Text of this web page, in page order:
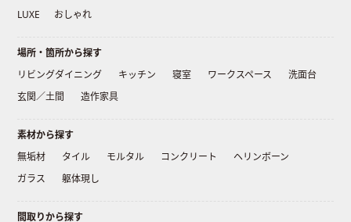
LUXE
おしゃれ
場所・箇所から探す
リビングダイニング
キッチン 寝室 ワークスペース
洗面台
玄関／土間
造作家具
素材から探す
無垢材
タイル モルタル コンクリート
ヘリンボーン
ガラス
躯体現し
間取りから探す